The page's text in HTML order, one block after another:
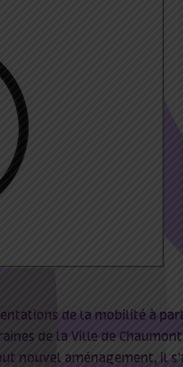
de la mobilité à
de la Ville de
nouvel aménagement, il